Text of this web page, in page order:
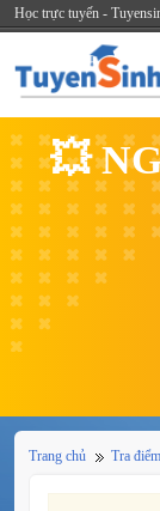
Học trực tuyến -
💥
Trang chủ Tra